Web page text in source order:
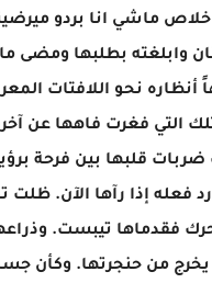
" خلاص ماشي انا بردو
وابلغته بطلبها ومضى
نحو اللافتات
التي فغرت فاهها عن
قلبها بين فرحة
فعله إذا رآها الآن. ظلت
فقدماها تيبست.
يخرج من حنجرتها. وكأن